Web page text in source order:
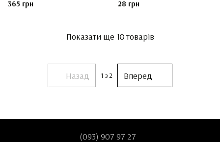
365 грн
№3 Nikk Mole (ампула, 3 мл)
28 грн
Показати ще 18 товарів
Назад 1 з 2 Вперед
(093) 907 97 27